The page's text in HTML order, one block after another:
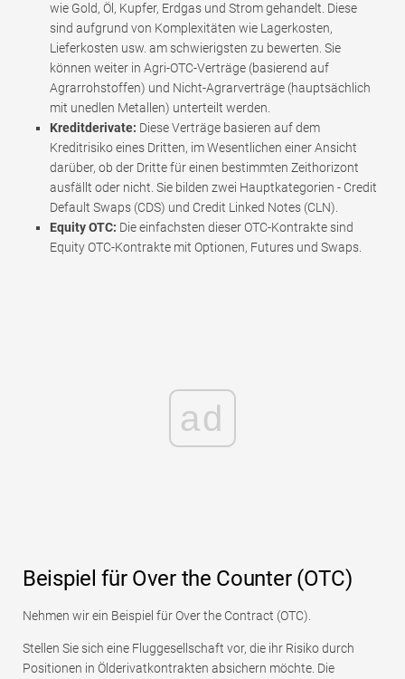
wie Gold, Öl, Kupfer, Erdgas und Strom gehandelt. Diese
sind aufgrund von Komplexitäten wie Lagerkosten,
Lieferkosten usw. am schwierigsten zu bewerten. Sie
können weiter in Agri-OTC-Verträge (basierend auf
Agrarrohstoffen) und Nicht-Agrarverträge (hauptsächlich
mit unedlen Metallen) unterteilt werden.
Kreditderivate: Diese Verträge basieren auf dem
Kreditrisiko eines Dritten, im Wesentlichen einer Ansicht
darüber, ob der Dritte für einen bestimmten Zeithorizont
ausfällt oder nicht. Sie bilden zwei Hauptkategorien - Credit
Default Swaps (CDS) und Credit Linked Notes (CLN).
Equity OTC: Die einfachsten dieser OTC-Kontrakte sind
Equity OTC-Kontrakte mit Optionen, Futures und Swaps.
ad
Beispiel für Over the Counter (OTC)
Nehmen wir ein Beispiel für Over the Contract (OTC).
Stellen Sie sich eine Fluggesellschaft vor, die ihr Risiko durch
Positionen in Ölderivatkontrakten absichern möchte. Die